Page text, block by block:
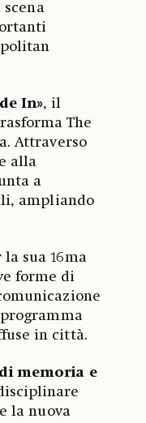
In», il
The
Attraverso
alla
a
ampliando
la sua 16ma
forme di
in città.
memoria e
la nuova